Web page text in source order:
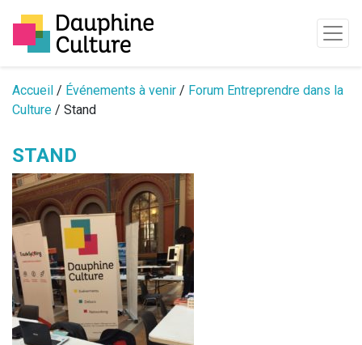
Passer au contenu
Accueil / Événements à venir / Forum Entreprendre dans la
Culture / Stand
STAND